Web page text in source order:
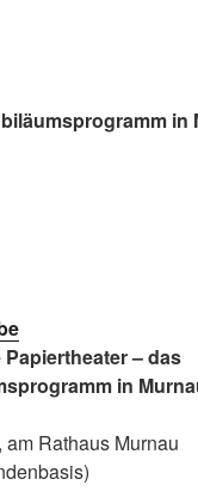
in
Papiertheater – das
in
am Rathaus Murnau